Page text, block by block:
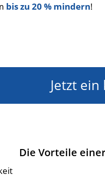
bis zu 20 % mindern!
Jetzt
Die Vorteile